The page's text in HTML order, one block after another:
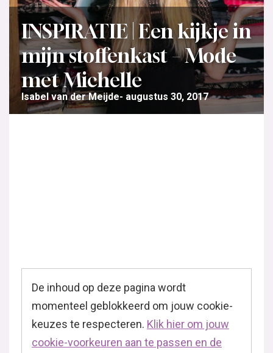
INSPIRATIE | Een kijkje in
mijn stoffenkast – Mode
met Michelle
Isabel van der Meijde augustus 30, 2017
De inhoud op deze pagina wordt
momenteel geblokkeerd om jouw cookie-
keuzes te respecteren. Klik hier om jouw
cookie-voorkeuren aan te passen en de